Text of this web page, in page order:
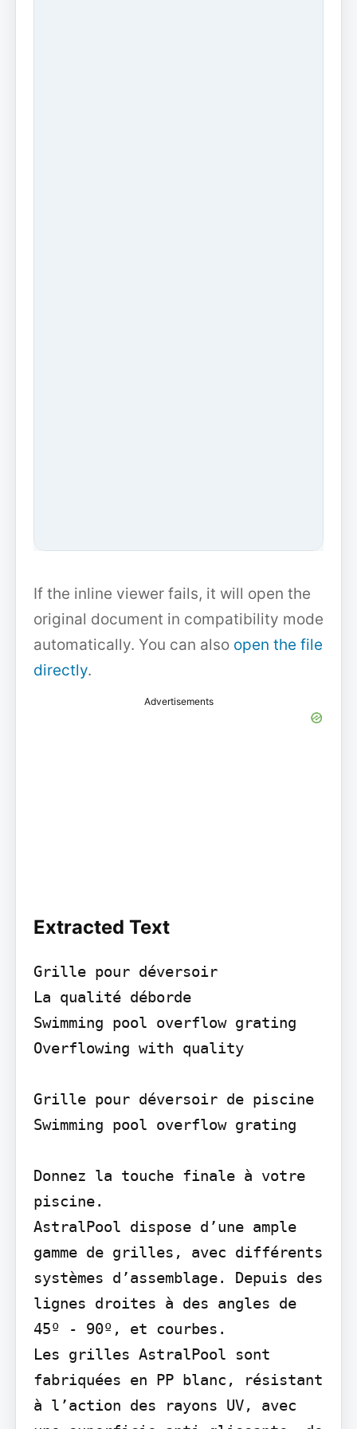
If the inline viewer fails, it will open the
original document in compatibility mode
automatically. You can also open the file
directly.
Advertisements
Extracted Text
Grille pour déversoir
La qualité déborde
Swimming pool overflow grating
Overflowing with quality
Grille pour déversoir de piscine
Swimming pool overflow grating
Donnez la touche finale à votre
piscine.
AstralPool dispose d’une ample
gamme de grilles, avec différents
systèmes d’assemblage. Depuis des
lignes droites à des angles de
45º - 90º, et courbes.
Les grilles AstralPool sont
fabriquées en PP blanc, résistant
à l’action des rayons UV, avec